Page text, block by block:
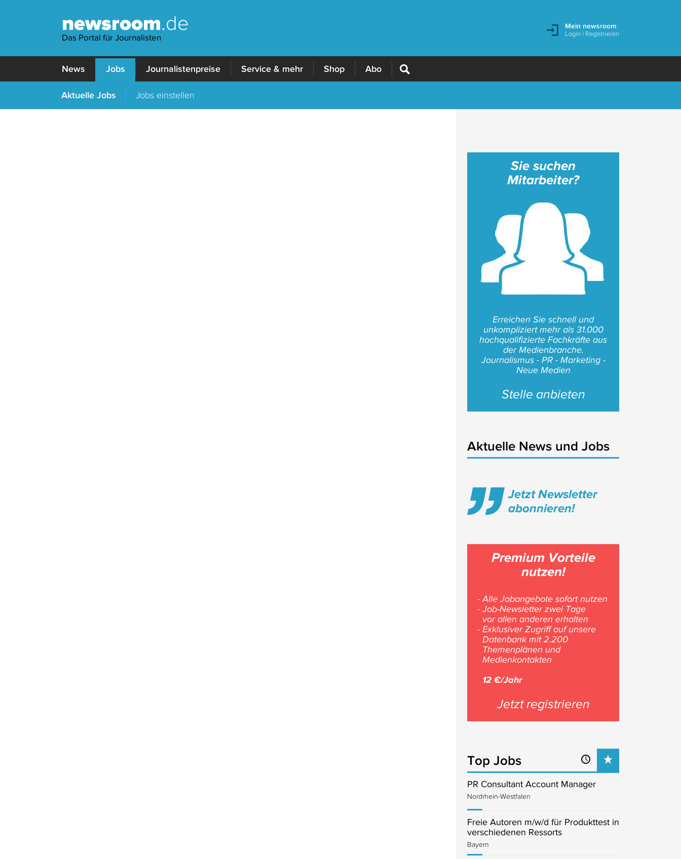
newsroom.de
Das Portal für Journalisten
Mein newsroom
Login | Registrieren
News Jobs Journalistenpreise Service & mehr Shop Abo
Aktuelle Jobs Jobs einstellen
Sie suchen
Mitarbeiter?
Erreichen Sie schnell und
unkompliziert mehr als 31.000
hochqualifizierte Fachkräfte aus
der Medienbranche.
Journalismus - PR - Marketing -
Neue Medien
Stelle anbieten
Aktuelle News und Jobs
Jetzt Newsletter
abonnieren!
Premium Vorteile
nutzen!
- Alle Jobangebote sofort nutzen
- Job-Newsletter zwei Tage
vor allen anderen erhalten
- Exklusiver Zugriff auf unsere
Datenbank mit 2.200
Themenplänen und
Medienkontakten
12 €/Jahr
Jetzt registrieren
Top Jobs
PR Consultant Account Manager
Nordrhein-Westfalen
Freie Autoren m/w/d für Produkttest in
verschiedenen Ressorts
Bayern